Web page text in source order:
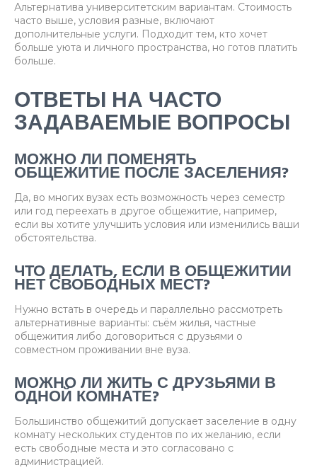
Альтернатива университетским вариантам. Стоимость
часто выше, условия разные, включают
дополнительные услуги. Подходит тем, кто хочет
больше уюта и личного пространства, но готов платить
больше.
ОТВЕТЫ НА ЧАСТО
ЗАДАВАЕМЫЕ ВОПРОСЫ
МОЖНО ЛИ ПОМЕНЯТЬ
ОБЩЕЖИТИЕ ПОСЛЕ ЗАСЕЛЕНИЯ?
Да, во многих вузах есть возможность через семестр
или год переехать в другое общежитие, например,
если вы хотите улучшить условия или изменились ваши
обстоятельства.
ЧТО ДЕЛАТЬ, ЕСЛИ В ОБЩЕЖИТИИ
НЕТ СВОБОДНЫХ МЕСТ?
Нужно встать в очередь и параллельно рассмотреть
альтернативные варианты: съём жилья, частные
общежития либо договориться с друзьями о
совместном проживании вне вуза.
МОЖНО ЛИ ЖИТЬ С ДРУЗЬЯМИ В
ОДНОЙ КОМНАТЕ?
Большинство общежитий допускает заселение в одну
комнату нескольких студентов по их желанию, если
есть свободные места и это согласовано с
администрацией.